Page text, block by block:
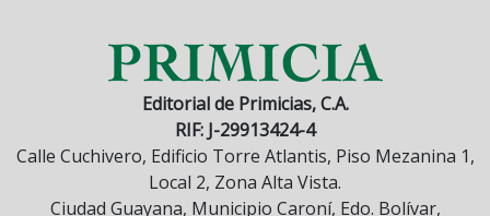
Editorial de Primicias, C.A.
RIF: J-29913424-4
Calle Cuchivero, Edificio Torre Atlantis, Piso Mezanina 1,
Local 2, Zona Alta Vista.
Ciudad Guayana, Municipio Caroní, Edo. Bolívar,